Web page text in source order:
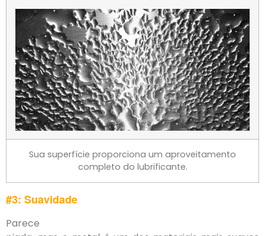
Sua superfície proporciona um aproveitamento
completo do lubrificante.
#3: Suavidade
Parece